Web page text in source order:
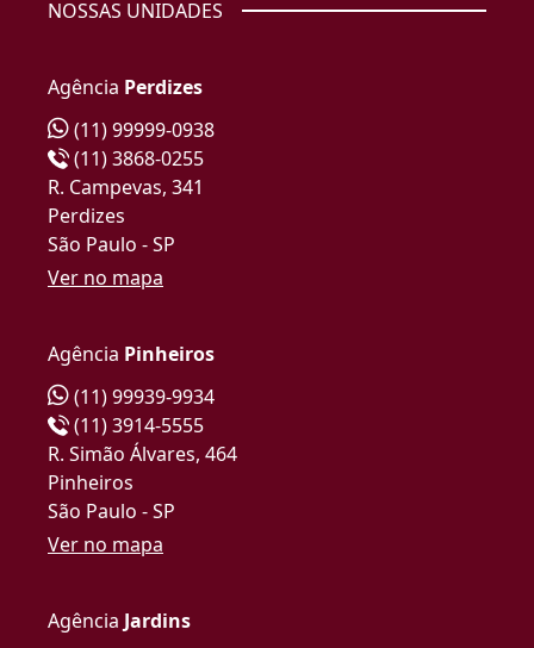
NOSSAS UNIDADES
Agência Perdizes
(11) 99999-0938
(11) 3868-0255
R. Campevas, 341
Perdizes
São Paulo - SP
Ver no mapa
Agência Pinheiros
(11) 99939-9934
(11) 3914-5555
R. Simão Álvares, 464
Pinheiros
São Paulo - SP
Ver no mapa
Agência Jardins